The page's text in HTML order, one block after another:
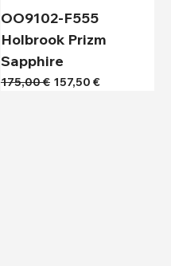
OO9102-F555
Holbrook Prizm
Sapphire
Κανονική τιμή
175,00 € Τιμή Έκπτωσης
157,50 €